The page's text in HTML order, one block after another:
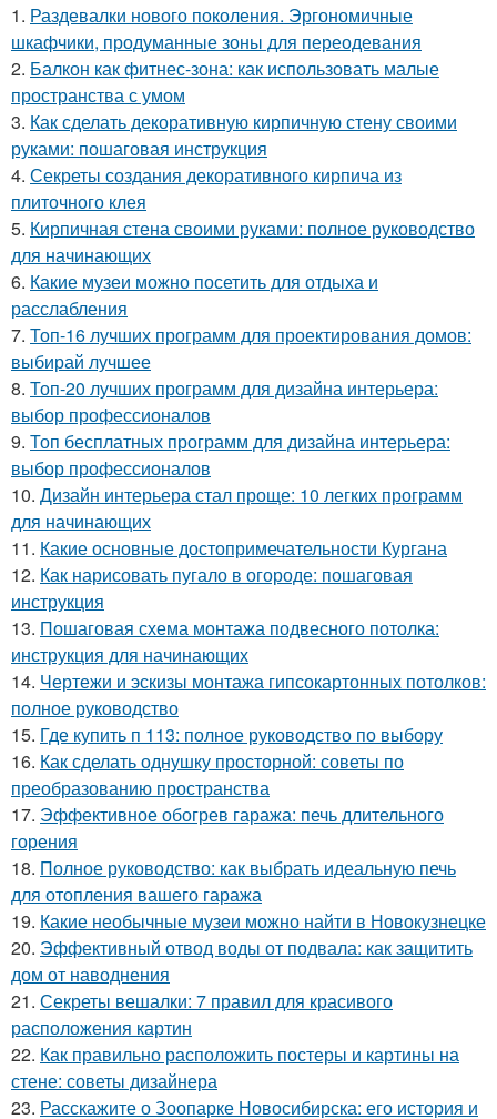
1. Раздевалки нового поколения. Эргономичные
шкафчики, продуманные зоны для переодевания
2. Балкон как фитнес-зона: как использовать малые
пространства с умом
3. Как сделать декоративную кирпичную стену своими
руками: пошаговая инструкция
4. Секреты создания декоративного кирпича из
плиточного клея
5. Кирпичная стена своими руками: полное руководство
для начинающих
6. Какие музеи можно посетить для отдыха и
расслабления
7. Топ-16 лучших программ для проектирования домов:
выбирай лучшее
8. Топ-20 лучших программ для дизайна интерьера:
выбор профессионалов
9. Топ бесплатных программ для дизайна интерьера:
выбор профессионалов
10. Дизайн интерьера стал проще: 10 легких программ
для начинающих
11. Какие основные достопримечательности Кургана
12. Как нарисовать пугало в огороде: пошаговая
инструкция
13. Пошаговая схема монтажа подвесного потолка:
инструкция для начинающих
14. Чертежи и эскизы монтажа гипсокартонных потолков:
полное руководство
15. Где купить п 113: полное руководство по выбору
16. Как сделать однушку просторной: советы по
преобразованию пространства
17. Эффективное обогрев гаража: печь длительного
горения
18. Полное руководство: как выбрать идеальную печь
для отопления вашего гаража
19. Какие необычные музеи можно найти в Новокузнецке
20. Эффективный отвод воды от подвала: как защитить
дом от наводнения
21. Секреты вешалки: 7 правил для красивого
расположения картин
22. Как правильно расположить постеры и картины на
стене: советы дизайнера
23. Расскажите о Зоопарке Новосибирска: его история и